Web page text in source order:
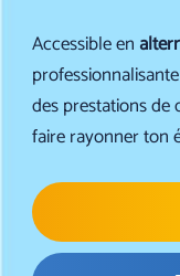
Accessible en
des prestations de
faire rayonner ton